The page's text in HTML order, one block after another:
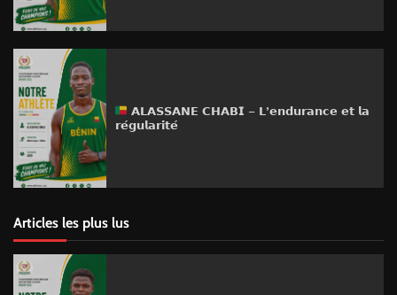
𝗔𝗟𝗔𝗦𝗦𝗔𝗡𝗘 𝗖𝗛𝗔𝗕𝗜 – 𝗟’𝗲𝗻𝗱𝘂𝗿𝗮𝗻𝗰𝗲 𝗲𝘁 𝗹𝗮
𝗿𝗲́𝗴𝘂𝗹𝗮𝗿𝗶𝘁𝗲́
Articles les plus lus